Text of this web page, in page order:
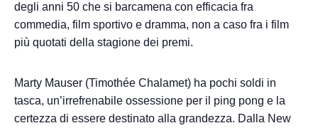
degli anni 50 che si barcamena con efficacia fra
commedia, film sportivo e dramma, non a caso fra i film
più quotati della stagione dei premi.
Marty Mauser (Timothée Chalamet) ha pochi soldi in
tasca, un’irrefrenabile ossessione per il ping pong e la
certezza di essere destinato alla grandezza. Dalla New